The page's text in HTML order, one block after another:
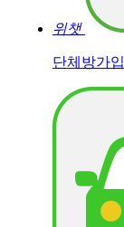
위챗
단체방가입